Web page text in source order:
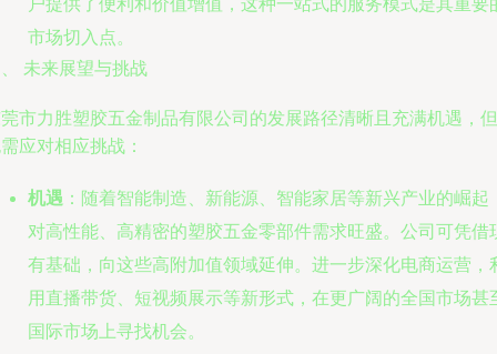
户提供了便利和价值增值，这种一站式的服务模式是其重要
市场切入点。
未来展望与挑战
市力胜塑胶五金制品有限公司的发展路径清晰且充满机遇，但
应对相应挑战：
机遇 ：随着智能制造、新能源、智能家居等新兴产业的崛起
对高性能、高精密的塑胶五金零部件需求旺盛。公司可凭借
有基础，向这些高附加值领域延伸。进一步深化电商运营，
用直播带货、短视频展示等新形式，在更广阔的全国市场甚
国际市场上寻找机会。